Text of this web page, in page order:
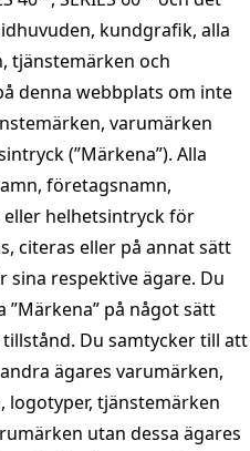
kundgrafik, alla
tjänstemärken och
denna webbplats om inte
varumärken
(”Märkena”). Alla
företagsnamn,
helhetsintryck för
citeras eller på annat sätt
respektive ägare. Du
på något sätt
Du samtycker till att
ägares varumärken,
tjänstemärken
utan dessa ägares